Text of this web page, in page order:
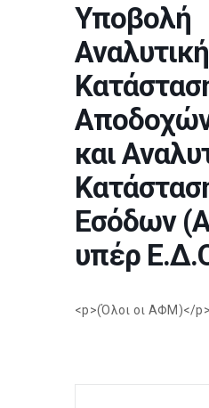
Υποβολή
και
Εσόδων
υπέρ
<p>(Όλοι οι ΑΦΜ)</p>